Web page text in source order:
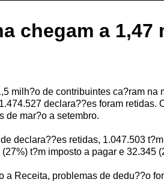
chegam a 1,47
milh?o de contribuintes ca?ram na
declara??es foram retidas.
de mar?o a setembro.
declara??es retidas, 1.047.503
t?m imposto a pagar e 32.345
a Receita, problemas de dedu??o